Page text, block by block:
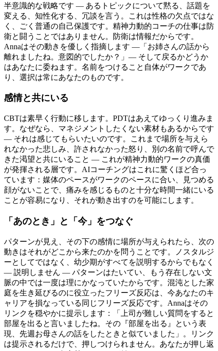
半意識的な戦略です — あるトピックについて黙る、話題を
変える、知性化する、冗談を言う。これは性格の欠点ではな
く、ごく普通の自己保護です。精神力動的コーチの仕事は防
衛と闘うことではありません。防衛は情報だからです。
Annaはその動きを優しく指摘します —「お姉さんの話から
離れましたね。意図的でしたか？」— そして戻るかどうか
はあなたに委ねます。名前をつけること自体がワークであ
り、選択は常にあなたのものです。
感情と共にいる
CBTは素早く行動に移します。PDTはあえてゆっくり進みま
す。なぜなら、マネジメントしたくない素材もあるからです
— それは感じてもらいたいのです。これまで場所を与えら
れなかった悲しみ、許されなかった怒り、別の名前で呼んで
きた渇望と共にいること — これが精神力動的ワークの真価
が発揮される層です。AIコーチングはこれに驚くほど合っ
ています：媒体のペースがワークのペースに合い、見つめる
顔がないことで、痛みを感じるものと十分な時間一緒にいる
ことが容易になり、それが動き出すのを可能にします。
「あのとき」と「今」をつなぐ
パターンが見え、その下の感情に場所が与えられたら、次の
動きはそれがどこから来たのかを問うことです。ノスタルジ
ーとしてではなく、幼少期がすべてを説明するからでもなく
— 説明しません — パターンはたいてい、もう存在しない文
脈の中では一度は理にかなっていたからです。混沌とした家
庭を生き延びるのに役立ったフリーズ反応は、今あなたのキ
ャリアを損なっている同じフリーズ反応です。Annaはその
リンクを穏やかに提示します：「上司が難しい質問をすると
部屋を出ると言いましたね。その『部屋を出る』という表
現、先週お母さんの話をしたときと似ていました」。リンク
は提示されるだけで、押しつけられません。あなたが押し返